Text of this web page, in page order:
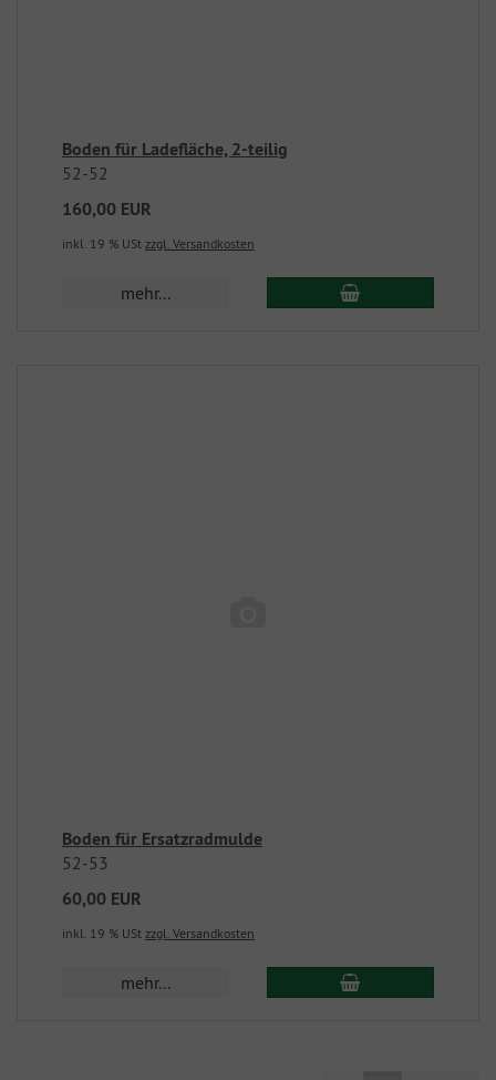
Boden für Ladefläche, 2-teilig
52-52
160,00 EUR
inkl. 19 % USt zzgl. Versandkosten
mehr...
Boden für Ersatzradmulde
52-53
60,00 EUR
inkl. 19 % USt zzgl. Versandkosten
mehr...